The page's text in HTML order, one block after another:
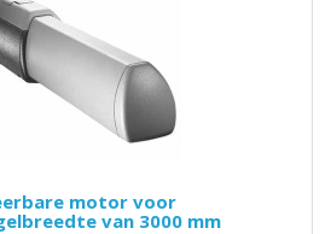
motor voor
van 3000 mm